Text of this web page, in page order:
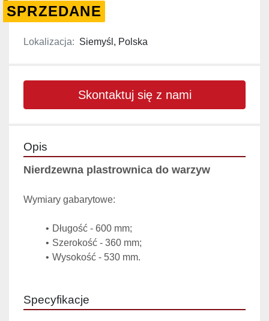
SPRZEDANE
Lokalizacja: Siemyśl, Polska
Skontaktuj się z nami
Opis
Nierdzewna plastrownica do warzyw
Wymiary gabarytowe:
Długość - 600 mm;
Szerokość - 360 mm;
Wysokość - 530 mm.
Specyfikacje